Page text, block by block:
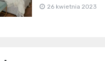
26 kwietnia 2023